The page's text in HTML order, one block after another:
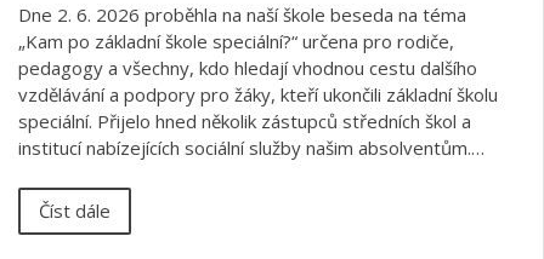
Dne 2. 6. 2026 proběhla na naší škole beseda na téma
„Kam po základní škole speciální?“ určena pro rodiče,
pedagogy a všechny, kdo hledají vhodnou cestu dalšího
vzdělávání a podpory pro žáky, kteří ukončili základní školu
speciální. Přijelo hned několik zástupců středních škol a
institucí nabízejících sociální služby našim absolventům.…
Číst dále